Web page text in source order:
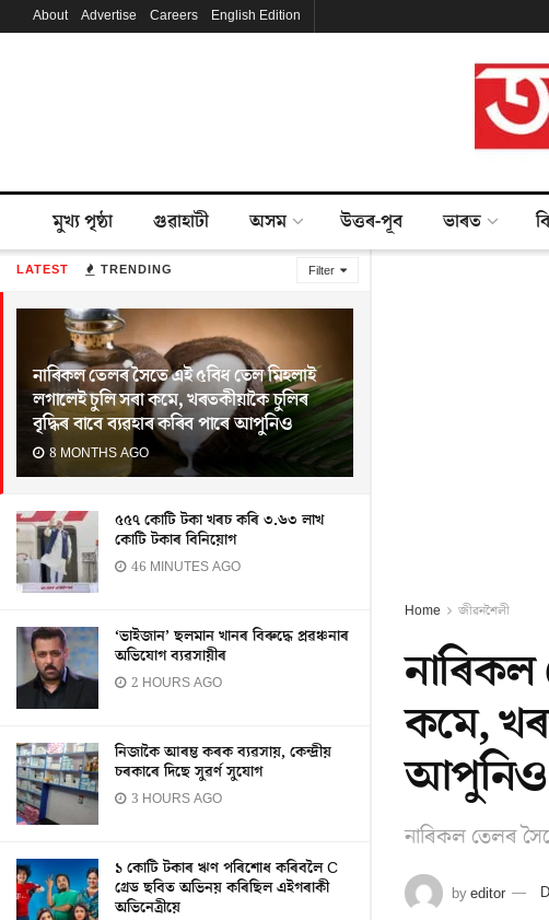
LATEST TRENDING Filter
নাৰিকল তেলৰ সৈতে এই ৫বিধ তেল মিহলাই
লগালেই চুলি সৰা কমে, খৰতকীয়াকৈ চুলিৰ
বৃদ্ধিৰ বাবে ব্যৱহাৰ কৰিব পাৰে আপুনিও
8 MONTHS AGO
৫৫৭ কোটি টকা খৰচ কৰি ৩.৬৩ লাখ
কোটি টকাৰ বিনিয়োগ
46 MINUTES AGO
‘ভাইজান’ ছলমান খানৰ বিৰুদ্ধে প্ৰৱঞ্চনাৰ
অভিযোগ ব্যৱসায়ীৰ
2 HOURS AGO
নিজাকৈ আৰম্ভ কৰক ব্যৱসায়, কেন্দ্ৰীয়
চৰকাৰে দিছে সুৱৰ্ণ সুযোগ
3 HOURS AGO
১ কোটি টকাৰ ঋণ পৰিশোধ কৰিবলৈ C
গ্ৰেড ছবিত অভিনয় কৰিছিল এইগৰাকী
অভিনেত্ৰীয়ে
About Advertise Careers English Edition
মুখ্য পৃষ্ঠা গুৱাহাটী অসম উত্তৰ-পূব ভাৰত
Home জীৱনশৈলী
নাৰিকল
কমে,
আপুনিও
নাৰিকল তেলৰ
byeditor